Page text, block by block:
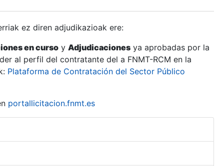
ez diren adjudikazioak ere:
en curso y Adjudicaciones ya aprobadas por la
al perfil del contratante del a FNMT-RCM en la
Plataforma de Contratación del Sector Público
portallicitacion.fnmt.es